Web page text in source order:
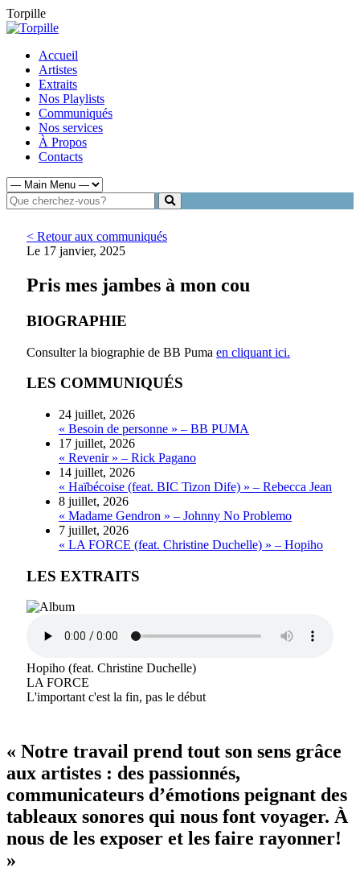
Torpille
Accueil
Artistes
Extraits
Nos Playlists
Communiqués
Nos services
À Propos
Contacts
< Retour aux communiqués
Le 17 janvier, 2025
Pris mes jambes à mon cou
BIOGRAPHIE
Consulter la biographie de BB Puma en cliquant ici.
LES COMMUNIQUÉS
24 juillet, 2026
« Besoin de personne » – BB PUMA
17 juillet, 2026
« Revenir » – Rick Pagano
14 juillet, 2026
« Haïbécoise (feat. BIC Tizon Dife) » – Rebecca Jean
8 juillet, 2026
« Madame Gendron » – Johnny No Problemo
7 juillet, 2026
« LA FORCE (feat. Christine Duchelle) » – Hopiho
LES EXTRAITS
Hopiho (feat. Christine Duchelle)
LA FORCE
L'important c'est la fin, pas le début
« Notre travail prend tout son sens grâce
aux artistes : des passionnés,
communicateurs d’émotions peignant des
tableaux sonores qui nous font voyager. À
nous de les exposer et les faire rayonner!
»